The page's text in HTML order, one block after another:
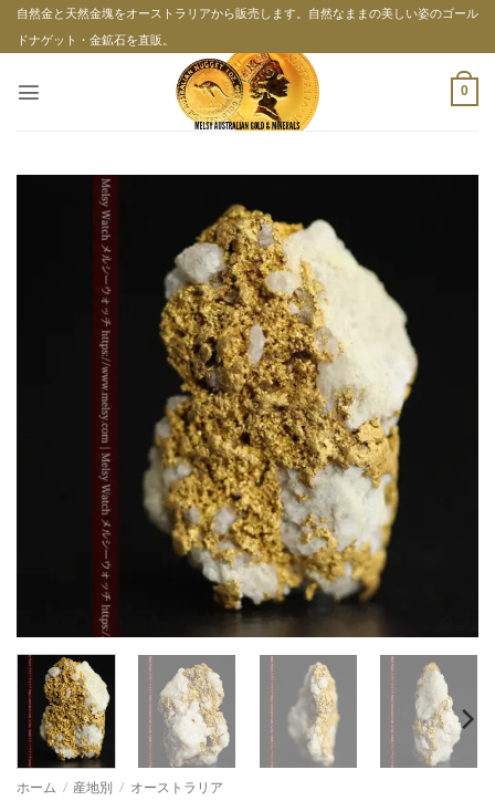
Skip自然金と天然金塊をオーストラリアから販売します。自然なままの美しい姿のゴール
ドナゲット・金鉱石を直販。
0
ホーム / 産地別 / オーストラリア